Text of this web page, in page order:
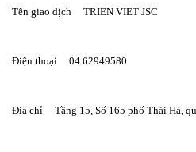
Tên giao dịch     TRIEN VIET JSC
Điện thoại     04.62949580
Địa chỉ     Tầng 15, Số 165 phố Thái Hà,